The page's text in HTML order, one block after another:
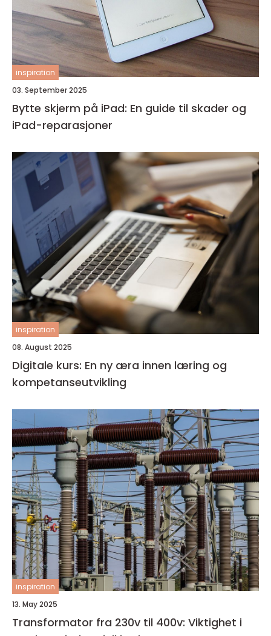
inspiration
03. September 2025
Bytte skjerm på iPad: En guide til skader og
iPad-reparasjoner
inspiration
08. August 2025
Digitale kurs: En ny æra innen læring og
kompetanseutvikling
inspiration
13. May 2025
Transformator fra 230v til 400v: Viktighet i